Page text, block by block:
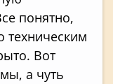
понятно,
техническим
Вот
а чуть